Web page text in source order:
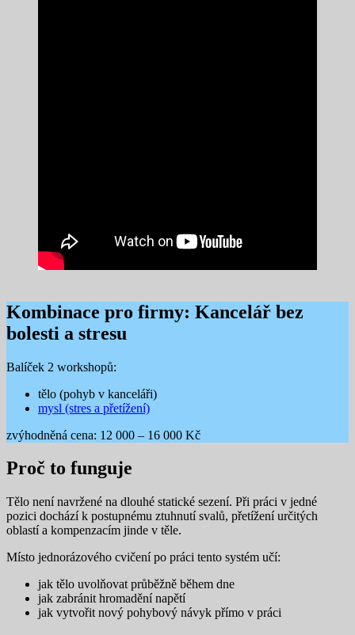
Kombinace pro firmy: Kancelář bez
bolesti a stresu
Balíček 2 workshopů:
tělo (pohyb v kanceláři)
mysl (stres a přetížení)
zvýhodněná cena: 12 000 – 16 000 Kč
Proč to funguje
Tělo není navržené na dlouhé statické sezení. Při práci v jedné
pozici dochází k postupnému ztuhnutí svalů, přetížení určitých
oblastí a kompenzacím jinde v těle.
Místo jednorázového cvičení po práci tento systém učí:
jak tělo uvolňovat průběžně během dne
jak zabránit hromadění napětí
jak vytvořit nový pohybový návyk přímo v práci